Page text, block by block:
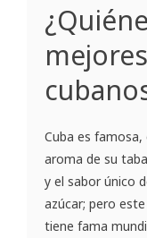
Cuba es
aroma de su
y el sabor único
azúcar; pero
tiene fama